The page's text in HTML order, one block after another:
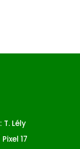
Lély
17